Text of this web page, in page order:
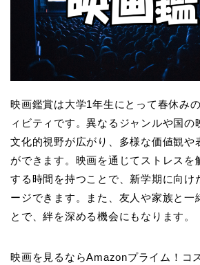
映画鑑賞は大学1年生にとって春休み
ィビティです。異なるジャンルや国の
文化的視野が広がり、多様な価値観や
ができます。映画を通じてストレスを
する時間を持つことで、新学期に向け
ージできます。また、友人や家族と一
とで、絆を深める機会にもなります。
映画を見るならAmazonプライム！コ